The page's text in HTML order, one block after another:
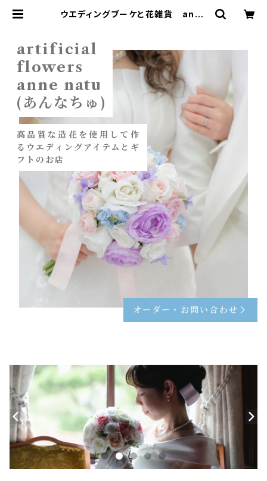
ウエディングブーケと花雑貨 anne
artificial
flowers
anne natu
(あんなちゅ)
高品質な造花を使用して作
るウエディングアイテムとギ
フトのお店
オーダー・お問い合わせ